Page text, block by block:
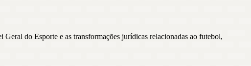
do Esporte e as transformações jurídicas relacionadas ao futebol,